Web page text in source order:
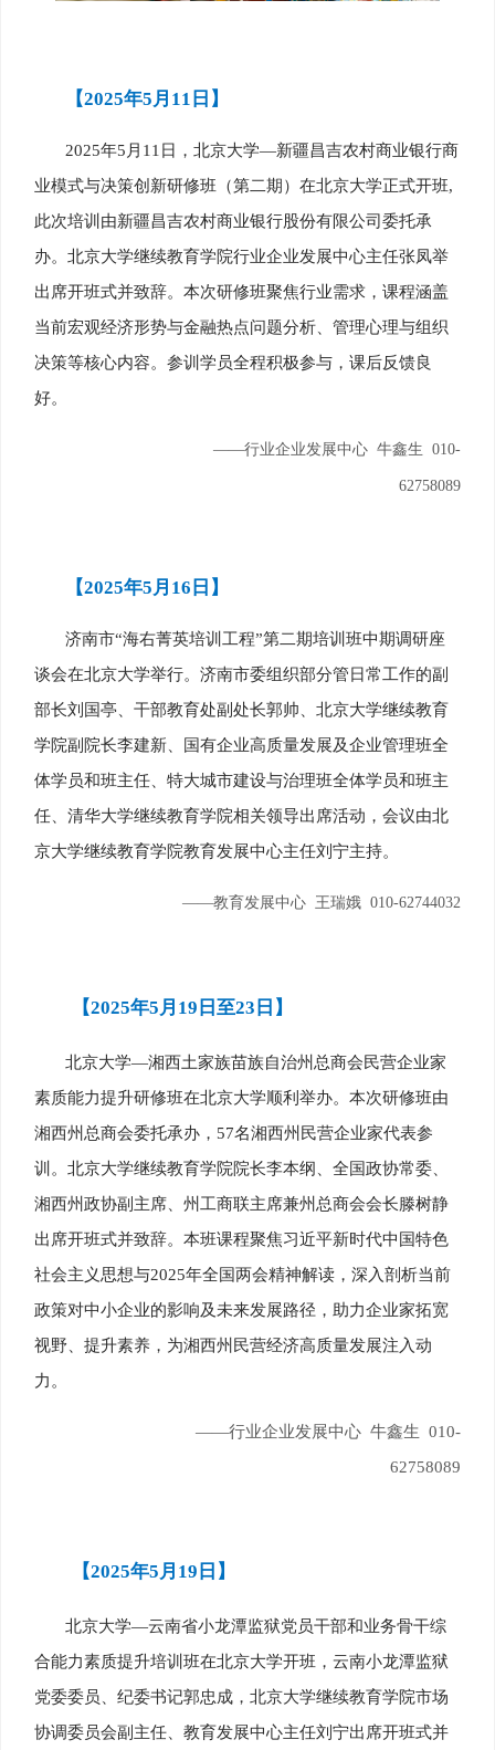
【2025年5月11日】
2025年5月11日，北京大学—新疆昌吉农村商业银行商
业模式与决策创新研修班（第二期）在北京大学正式开班,
此次培训由新疆昌吉农村商业银行股份有限公司委托承
办。北京大学继续教育学院行业企业发展中心主任张凤举
出席开班式并致辞。本次研修班聚焦行业需求，课程涵盖
当前宏观经济形势与金融热点问题分析、管理心理与组织
决策等核心内容。参训学员全程积极参与，课后反馈良
好。
——行业企业发展中心 牛鑫生 010-
62758089
【2025年5月16日】
济南市“海右菁英培训工程”第二期培训班中期调研座
谈会在北京大学举行。济南市委组织部分管日常工作的副
部长刘国亭、干部教育处副处长郭帅、北京大学继续教育
学院副院长李建新、国有企业高质量发展及企业管理班全
体学员和班主任、特大城市建设与治理班全体学员和班主
任、清华大学继续教育学院相关领导出席活动，会议由北
京大学继续教育学院教育发展中心主任刘宁主持。
——教育发展中心 王瑞娥 010-62744032
【2025年5月19日至23日】
北京大学—湘西土家族苗族自治州总商会民营企业家
素质能力提升研修班在北京大学顺利举办。本次研修班由
湘西州总商会委托承办，57名湘西州民营企业家代表参
训。北京大学继续教育学院院长李本纲、全国政协常委、
湘西州政协副主席、州工商联主席兼州总商会会长滕树静
出席开班式并致辞。本班课程聚焦习近平新时代中国特色
社会主义思想与2025年全国两会精神解读，深入剖析当前
政策对中小企业的影响及未来发展路径，助力企业家拓宽
视野、提升素养，为湘西州民营经济高质量发展注入动
力。
——行业企业发展中心 牛鑫生 010-
62758089
【2025年5月19日】
北京大学—云南省小龙潭监狱党员干部和业务骨干综
合能力素质提升培训班在北京大学开班，云南小龙潭监狱
党委委员、纪委书记郭忠成，北京大学继续教育学院市场
协调委员会副主任、教育发展中心主任刘宁出席开班式并